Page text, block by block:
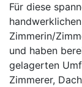
Für diese
Zimmerin/
und haben
gelagerten
Zimmerer,